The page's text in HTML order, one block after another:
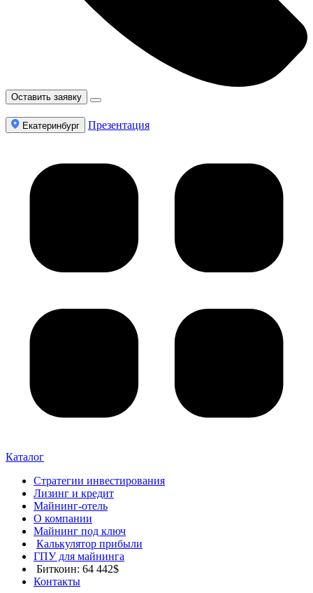
Оставить заявку
Екатеринбург Презентация
Каталог
Стратегии инвестирования
Лизинг и кредит
Майнинг-отель
О компании
Майнинг под ключ
Калькулятор прибыли
ГПУ для майнинга
Биткоин: 64 442$
Контакты